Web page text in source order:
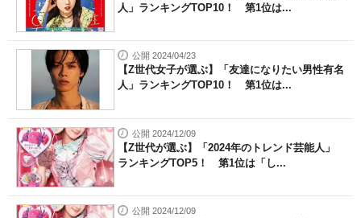
人」ランキングTOP10！ 第1位は...
公開 2024/04/23
【Z世代女子が選ぶ】「友達になりたい男性有名
人」ランキングTOP10！ 第1位は...
公開 2024/12/09
【Z世代が選ぶ】「2024年のトレンド芸能人」
ランキングTOP5！ 第1位は「し...
公開 2024/12/09